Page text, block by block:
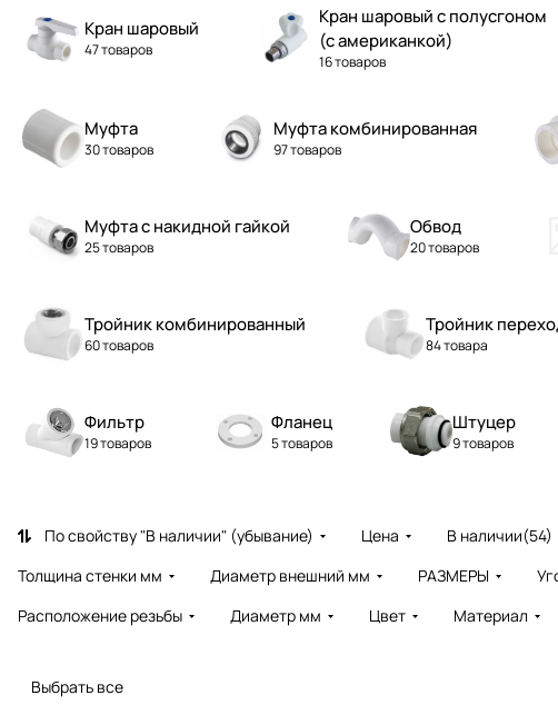
Кран шаровый
47 товаров
Кран шаровый с полусгоном
(с американкой)
16 товаров
Муфта
30 товаров
Муфта комбинированная
97 товаров
Муфта с накидной гайкой
25 товаров
Обвод
20 товаров
Тройник комбинированный
60 товаров
Тройник
84 товара
Фильтр
19 товаров
Фланец
5 товаров
Штуцер
9 товаров
По свойству "В наличии" (убывание) Цена В наличии(54)
Толщина стенки мм
Диаметр внешний мм РАЗМЕРЫ
Расположение резьбы
Диаметр мм Цвет Материал
Выбрать все